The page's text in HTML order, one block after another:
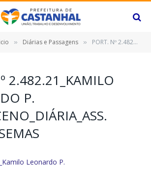
» Diárias e Passagens » PORT. Nº 2.482.21_Kamilo Leonardo P. Damasceno_DIÁRIA_Ass. Social_SEMAS
2.482.21_KAMILO
P.
Leonardo P.